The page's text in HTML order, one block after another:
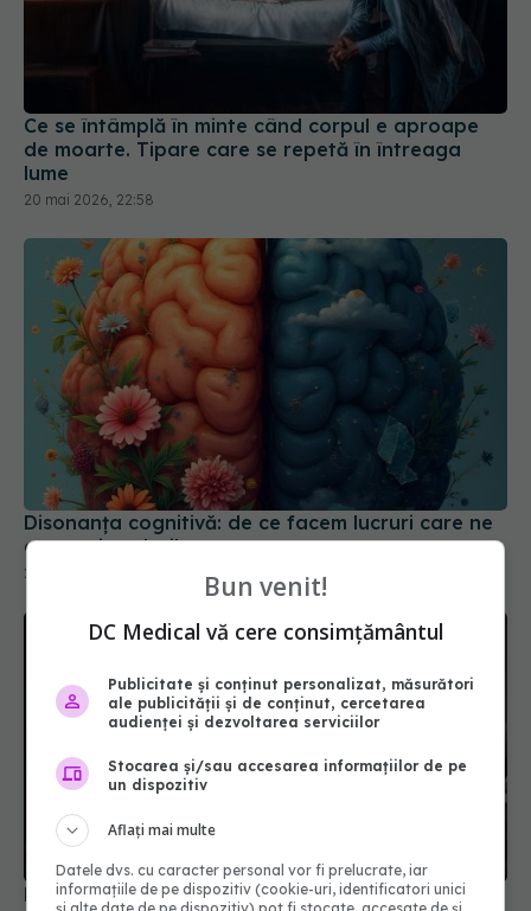
Ce se întâmplă în minte când corpul e aproape
de moarte. Tipare care se repetă în întreaga
lume
20 mai 2026, 22:58
Disonanța cognitivă: de ce facem lucruri care ne
contrazic valorile
26 aug 2025, 16:30
De ce terapeuții AI ar putea izola și mai mult
Bun venit!
DC Medical vă cere consimțământul
Publicitate și conținut personalizat, măsurători
ale publicității și de conținut, cercetarea
audienței și dezvoltarea serviciilor
Stocarea și/sau accesarea informațiilor de pe
un dispozitiv
Aflați mai multe
Datele dvs. cu caracter personal vor fi prelucrate, iar
informațiile de pe dispozitiv (cookie-uri, identificatori unici